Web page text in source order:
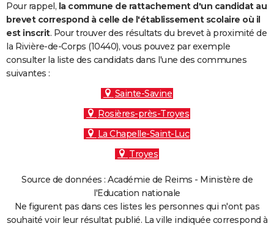
S'inscrire
Se connecter
Lycées
Collèges
Primaires
Universités
Entreprises
Service militaire
Avis de recherche
AVIS DE DÉCÈS
FORUM
Bricolage
Lifestyle
Culture
SportAuto
Television
Voyage
Cinema
Pour rappel, la commune de rattachement d'un candidat au
brevet correspond à celle de l'établissement scolaire où il
est inscrit. Pour trouver des résultats du brevet à proximité de
la Rivière-de-Corps (10440), vous pouvez par exemple
consulter la liste des candidats dans l'une des communes
suivantes :
Sainte-Savine
Rosières-près-Troyes
La Chapelle-Saint-Luc
Troyes
Source de données : Académie de Reims - Ministère de
l'Education nationale
Ne figurent pas dans ces listes les personnes qui n'ont pas
souhaité voir leur résultat publié. La ville indiquée correspond à